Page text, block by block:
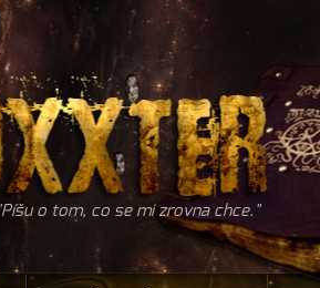
Píšu o tom, co se mi zrovna chce.